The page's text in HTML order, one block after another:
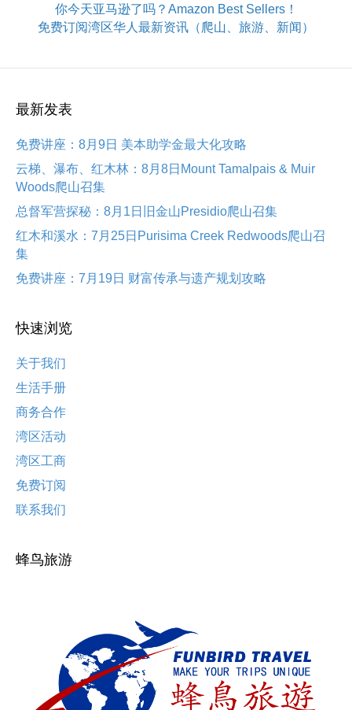
你今天亚马逊了吗？Amazon Best Sellers！
免费订阅湾区华人最新资讯（爬山、旅游、新闻）
最新发表
免费讲座：8月9日 美本助学金最大化攻略
云梯、瀑布、红木林：8月8日Mount Tamalpais & Muir
Woods爬山召集
总督军营探秘：8月1日旧金山Presidio爬山召集
红木和溪水：7月25日Purisima Creek Redwoods爬山召
集
免费讲座：7月19日 财富传承与遗产规划攻略
快速浏览
关于我们
生活手册
商务合作
湾区活动
湾区工商
免费订阅
联系我们
蜂鸟旅游